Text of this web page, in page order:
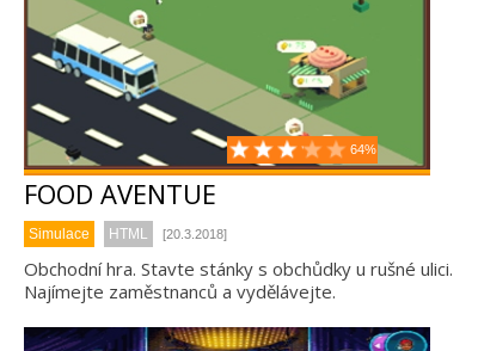
64%
FOOD AVENTUE
Simulace HTML [20.3.2018]
Obchodní hra. Stavte stánky s obchůdky u rušné ulici.
Najímejte zaměstnanců a vydělávejte.